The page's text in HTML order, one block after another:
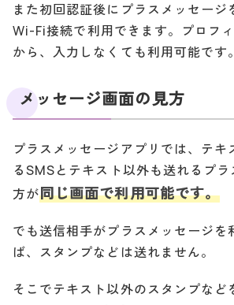
また初回認証後にプラスメッセージ
Wi-Fi接続で利用できます。プロフ
から、入力しなくても利用可能です。
メッセージ画面の見方
プラスメッセージアプリでは、テキ
るSMSとテキスト以外も送れるプ
方が同じ画面で利用可能です。
でも送信相手がプラスメッセージを
ば、スタンプなどは送れません。
そこでテキスト以外のスタンプなど